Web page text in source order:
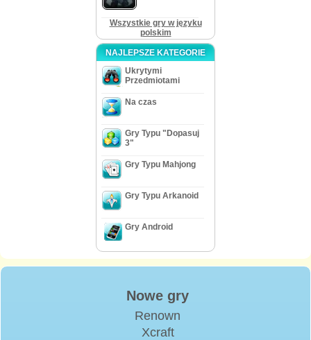
Wszystkie gry w języku
polskim
NAJLEPSZE KATEGORIE
Ukrytymi
Przedmiotami
Na czas
Gry Typu "Dopasuj
3"
Gry Typu Mahjong
Gry Typu Arkanoid
Gry Android
Nowe gry
Renown
Xcraft